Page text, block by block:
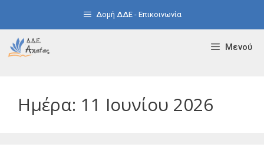
Δομή ΔΔΕ - Επικοινωνία
Μενού
Ημέρα: 11 Ιουνίου 2026